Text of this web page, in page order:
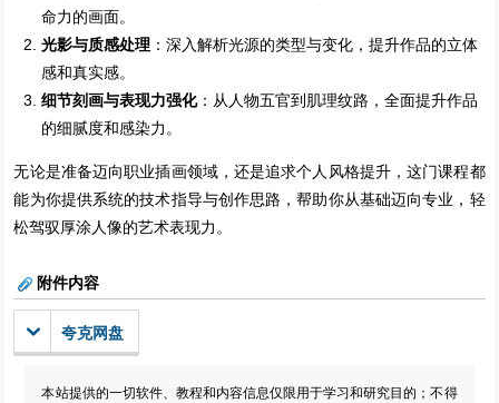
命力的画面。
光影与质感处理 ：深入解析光源的类型与变化，提升作品的立体
感和真实感。
细节刻画与表现力强化：从人物五官到肌理纹路，全面提升作品
的细腻度和感染力。
无论是准备迈向职业插画领域，还是追求个人风格提升，这门课程都
能为你提供系统的技术指导与创作思路，帮助你从基础迈向专业，轻
松驾驭厚涂人像的艺术表现力。
附件内容
夸克网盘
本站提供的一切软件、教程和内容信息仅限用于学习和研究目的；不得